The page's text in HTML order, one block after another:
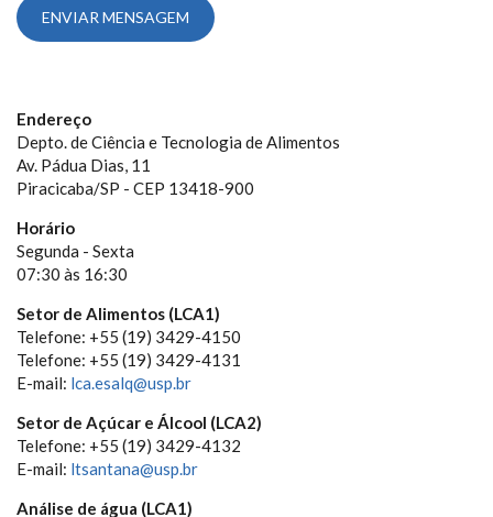
Endereço
Depto. de Ciência e Tecnologia de Alimentos
Av. Pádua Dias, 11
Piracicaba/SP - CEP 13418-900
Horário
Segunda - Sexta
07:30 às 16:30
Setor de Alimentos (LCA1)
Telefone: +55 (19) 3429-4150
Telefone: +55 (19) 3429-4131
E-mail: lca.esalq@usp.br
Setor de Açúcar e Álcool (LCA2)
Telefone: +55 (19) 3429-4132
E-mail: ltsantana@usp.br
Análise de água (LCA1)